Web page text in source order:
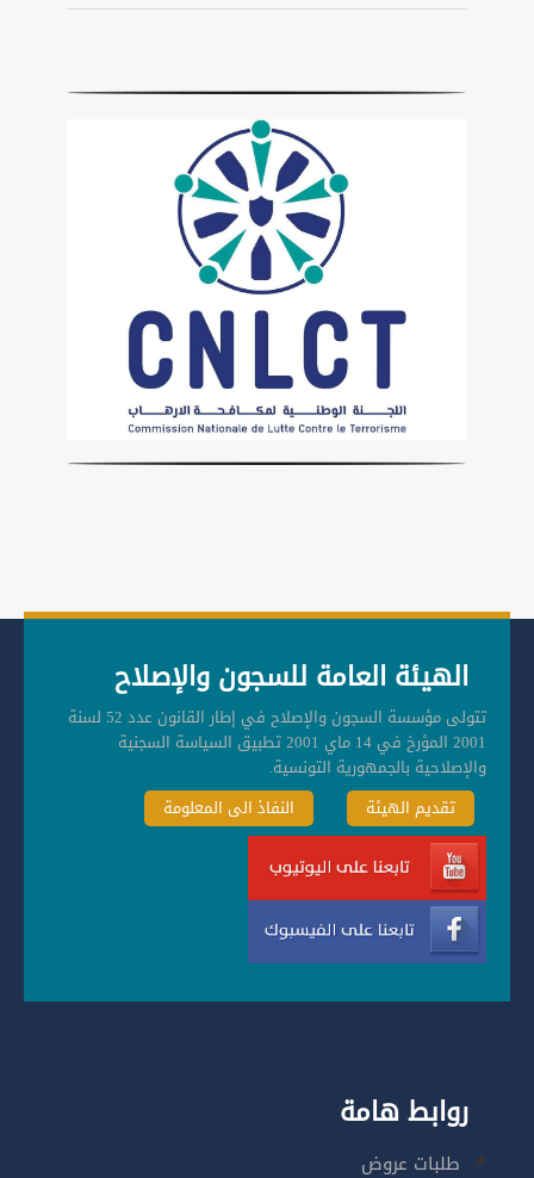
الهيئة العامة للسجون والإصلاح
تتولى مؤسسة السجون والإصلاح في إطار القانون عدد 52 لسنة
2001 المؤرخ في 14 ماي 2001 تطبيق السياسة السجنية
والإصلاحية بالجمهورية التونسية.
تقديم الهيئة
النفاذ الى المعلومة
روابط هامة
طلبات عروض